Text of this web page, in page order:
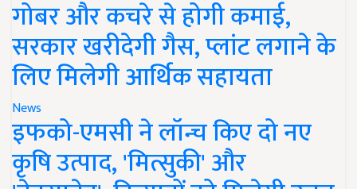
गोबर और कचरे से होगी कमाई,
सरकार खरीदेगी गैस, प्लांट लगाने के
लिए मिलेगी आर्थिक सहायता
News
इफको-एमसी ने लॉन्च किए दो नए
कृषि उत्पाद, 'मित्सुकी' और